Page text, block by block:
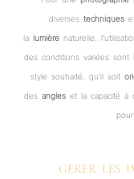
diverses techniques
la lumièrenaturelle,
des conditions variées sont
style souhaité, qu’il soit
des angles et la capacité à
GÉRER LES